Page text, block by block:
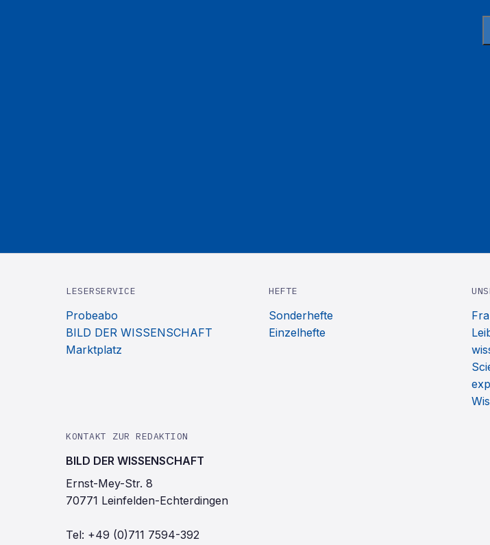
LESERSERVICE
Probeabo
BILD DER WISSENSCHAFT
Marktplatz
HEFTE
Sonderhefte
Einzelhefte
KONTAKT ZUR REDAKTION
BILD DER WISSENSCHAFT
Ernst-Mey-Str. 8
70771 Leinfelden-Echterdingen
Tel: +49 (0)711 7594-392